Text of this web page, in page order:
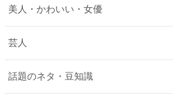
美人・かわいい・女優
芸人
話題のネタ・豆知識